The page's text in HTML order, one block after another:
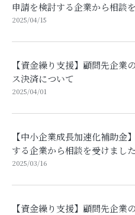
申請を検討する企業から相談
2025/04/15
【資金繰り支援】顧問先企業
ス決済について
2025/04/01
【中小企業成長加速化補助金
する企業から相談を受けました
2025/03/16
【資金繰り支援】顧問先企業